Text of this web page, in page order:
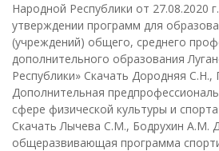
Народной Республики от 27.08.2020
утверждении программ для
(учреждений) общего, среднего
дополнительного образования
Республики» Скачать Дородняя С.Н.,
Дополнительная
сфере физической культуры и
Скачать Лычева С.М., Бодрухин А.М.
общеразвивающая программа